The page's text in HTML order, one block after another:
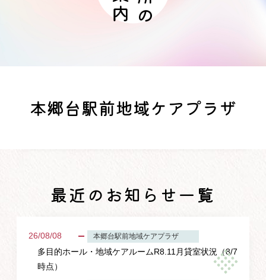
本郷台駅前地域ケアプラザ
最近のお知らせ一覧
26/08/08 本郷台駅前地域ケアプラザ
多目的ホール・地域ケアルームR8.11月貸室状況（8/7
時点）